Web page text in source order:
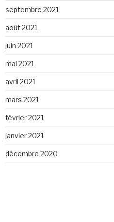
septembre 2021
août 2021
juin 2021
mai 2021
avril 2021
mars 2021
février 2021
janvier 2021
décembre 2020